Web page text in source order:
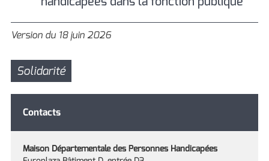
Version du 18 juin 2026
Solidarité
Contacts
Maison Départementale des Personnes Handicapées